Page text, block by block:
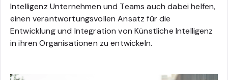
Intelligenz Unternehmen und Teams auch dabei helfen,
einen verantwortungsvollen Ansatz für die
Entwicklung und Integration von Künstliche Intelligenz
in ihren Organisationen zu entwickeln.